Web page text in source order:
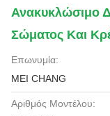
Ανακυκλώσιμο
Σώματος Και
Επωνυμία:
MEI CHANG
Αριθμός Μοντέλου: